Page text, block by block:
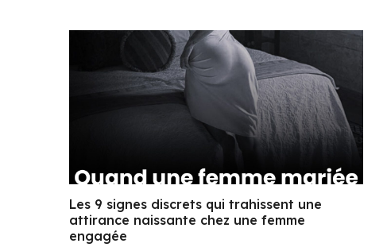
Les 9 signes discrets qui trahissent une
attirance naissante chez une femme
engagée